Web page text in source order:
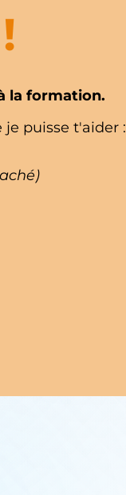
la formation.
puisse t'aider :